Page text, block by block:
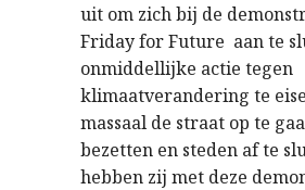
uit om zich bij de
Friday for Future aan te
onmiddellijke actie tegen
klimaatverandering te
massaal de straat op te
bezetten en steden af te
hebben zij met deze